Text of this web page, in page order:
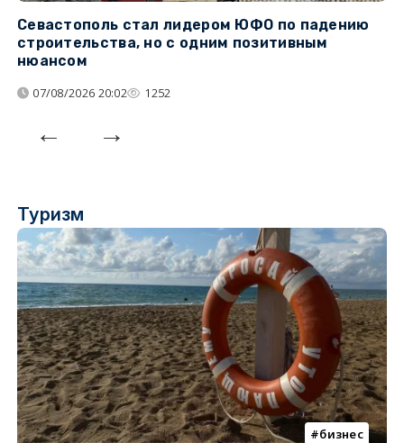
Севастополь стал лидером ЮФО по падению
строительства, но с одним позитивным
нюансом
07/08/2026 20:02 1252
Туризм
бизнес